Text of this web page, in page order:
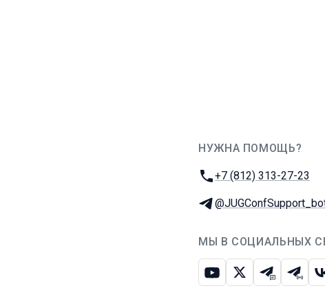
НУЖНА ПОМОЩЬ?
Телефон:
+7 (812) 313-27-23
Телеграм:
МЫ В СОЦИАЛЬНЫХ
ЮтубИкс Телеграм-